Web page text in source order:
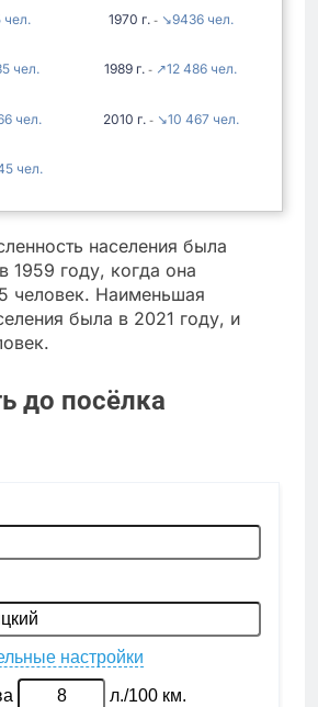
1970 - ↘9436
1989 - ↗12 486
2010 - ↘10 467
населения была
1959 году, когда она
человек. Наименьшая
была в 2021 году, и
до посёлка